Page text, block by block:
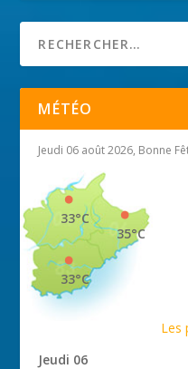
MÉTÉO
Jeudi 06 août 2026, Bonne
35°C
33°C
33°C
Les
Jeudi 06